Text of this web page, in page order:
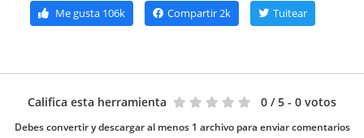
Me gusta106k Compartir2k Tuitear
Califica esta herramienta 0 / 5 - 0 votos
Debes convertir y descargar al menos 1 archivo para enviar comentarios